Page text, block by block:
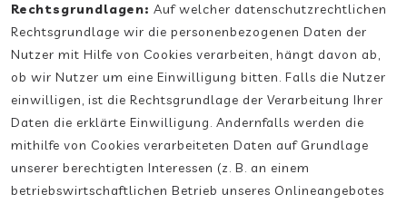
Rechtsgrundlagen: Auf welcher datenschutzrechtlichen
Rechtsgrundlage wir die personenbezogenen Daten der
Nutzer mit Hilfe von Cookies verarbeiten, hängt davon ab,
ob wir Nutzer um eine Einwilligung bitten. Falls die Nutzer
einwilligen, ist die Rechtsgrundlage der Verarbeitung Ihrer
Daten die erklärte Einwilligung. Andernfalls werden die
mithilfe von Cookies verarbeiteten Daten auf Grundlage
unserer berechtigten Interessen (z. B. an einem
betriebswirtschaftlichen Betrieb unseres Onlineangebotes